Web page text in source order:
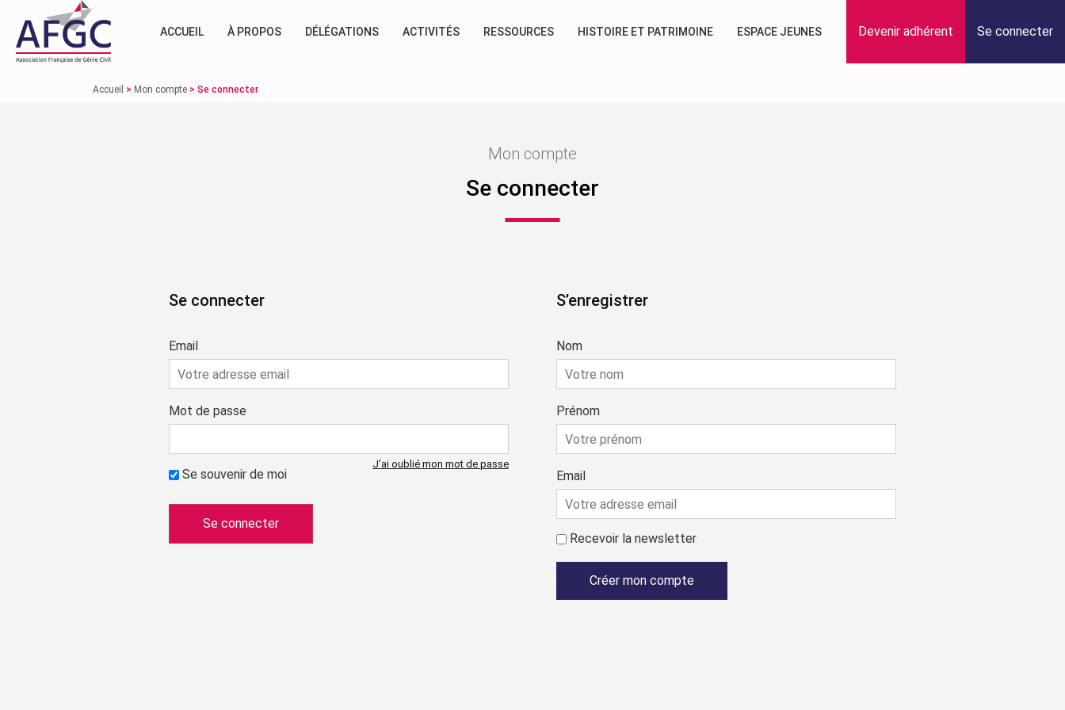
ACCUEIL À PROPOS DÉLÉGATIONS ACTIVITÉS RESSOURCES HISTOIRE ET PATRIMOINE ESPACE JEUNES Devenir adhérent Se connecter
Accueil > Mon compte > Se connecter
Mon compte
Se connecter
Se connecter
Email
Mot de passe
Se souvenir de moi
J’ai oublié mon mot de passe
S’enregistrer
Nom
Prénom
Email
Recevoir la newsletter